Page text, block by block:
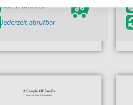
Noten drucken
Jederzeit abrufbar